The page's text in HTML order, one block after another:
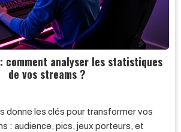
analyser les statistiques
de vos streams ?
donne les clés pour transformer vos
: audience, pics, jeux porteurs, et